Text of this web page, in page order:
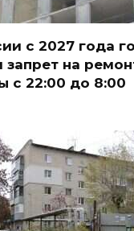
с 2027 года
запрет на
с 22:00 до 8:00